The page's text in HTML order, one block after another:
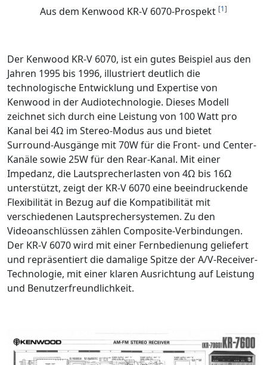
Aus dem Kenwood KR-V 6070-Prospekt [1]
Der Kenwood KR-V 6070, ist ein gutes Beispiel aus den
Jahren 1995 bis 1996, illustriert deutlich die
technologische Entwicklung und Expertise von
Kenwood in der Audiotechnologie. Dieses Modell
zeichnet sich durch eine Leistung von 100 Watt pro
Kanal bei 4Ω im Stereo-Modus aus und bietet
Surround-Ausgänge mit 70W für die Front- und Center-
Kanäle sowie 25W für den Rear-Kanal. Mit einer
Impedanz, die Lautsprecherlasten von 4Ω bis 16Ω
unterstützt, zeigt der KR-V 6070 eine beeindruckende
Flexibilität in Bezug auf die Kompatibilität mit
verschiedenen Lautsprechersystemen. Zu den
Videoanschlüssen zählen Composite-Verbindungen.
Der KR-V 6070 wird mit einer Fernbedienung geliefert
und repräsentiert die damalige Spitze der A/V-Receiver-
Technologie, mit einer klaren Ausrichtung auf Leistung
und Benutzerfreundlichkeit.